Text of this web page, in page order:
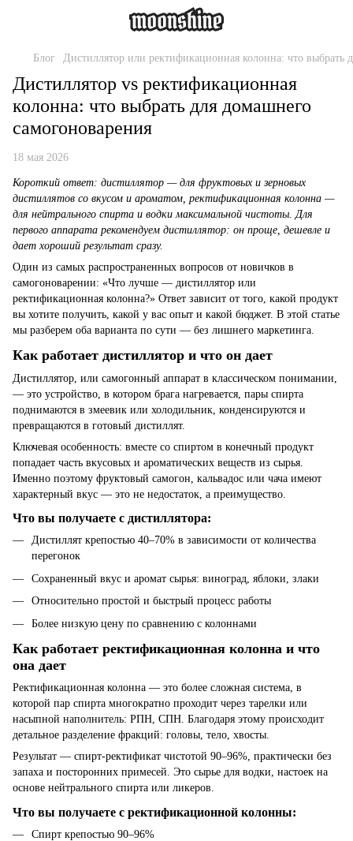
Блог Дистиллятор или ректификационная колонна: что выбрать
Дистиллятор vs ректификационная
колонна: что выбрать для домашнего
самогоноварения
18 мая 2026
Короткий ответ: дистиллятор — для фруктовых и зерновых
дистиллятов со вкусом и ароматом, ректификационная колонна —
для нейтрального спирта и водки максимальной чистоты. Для
первого аппарата рекомендуем дистиллятор: он проще, дешевле и
дает хороший результат сразу.
Один из самых распространенных вопросов от новичков в
самогоноварении: «Что лучше — дистиллятор или
ректификационная колонна?» Ответ зависит от того, какой продукт
вы хотите получить, какой у вас опыт и какой бюджет. В этой статье
мы разберем оба варианта по сути — без лишнего маркетинга.
Как работает дистиллятор и что он дает
Дистиллятор, или самогонный аппарат в классическом понимании,
— это устройство, в котором брага нагревается, пары спирта
поднимаются в змеевик или холодильник, конденсируются и
превращаются в готовый дистиллят.
Ключевая особенность: вместе со спиртом в конечный продукт
попадает часть вкусовых и ароматических веществ из сырья.
Именно поэтому фруктовый самогон, кальвадос или чача имеют
характерный вкус — это не недостаток, а преимущество.
Что вы получаете с дистиллятора:
Дистиллят крепостью 40–70% в зависимости от количества
перегонок
Сохраненный вкус и аромат сырья: виноград, яблоки, злаки
Относительно простой и быстрый процесс работы
Более низкую цену по сравнению с колоннами
Как работает ректификационная колонна и что
она дает
Ректификационная колонна — это более сложная система, в
которой пар спирта многократно проходит через тарелки или
насыпной наполнитель: РПН, СПН. Благодаря этому происходит
детальное разделение фракций: головы, тело, хвосты.
Результат — спирт-ректификат чистотой 90–96%, практически без
запаха и посторонних примесей. Это сырье для водки, настоек на
основе нейтрального спирта или ликеров.
Что вы получаете с ректификационной колонны:
Спирт крепостью 90–96%